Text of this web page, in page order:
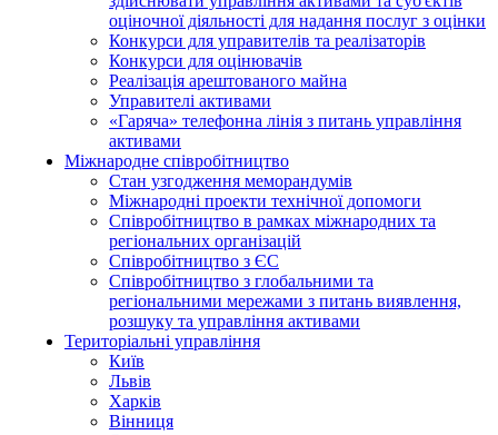
оціночної діяльності для надання послуг з оцінки
Конкурси для управителів та реалізаторів
Конкурси для оцінювачів
Реалізація арештованого майна
Управителі активами
«Гаряча» телефонна лінія з питань управління
активами
Міжнародне співробітництво
Стан узгодження меморандумів
Міжнародні проекти технічної допомоги
Співробітництво в рамках міжнародних та
регіональних організацій
Співробітництво з ЄС
Співробітництво з глобальними та
регіональними мережами з питань виявлення,
розшуку та управління активами
Територіальні управління
Київ
Львів
Харків
Вінниця